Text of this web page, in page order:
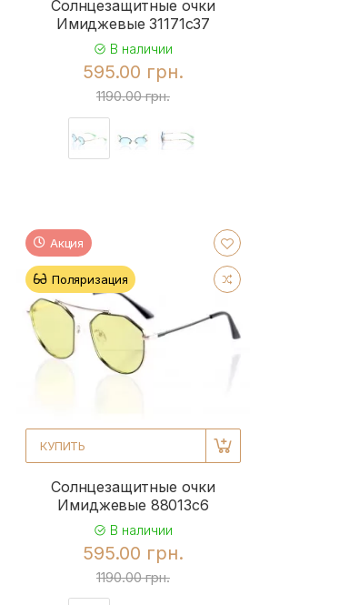
Солнцезащитные очки
Имиджевые 31171c37
В наличии
595.00 грн.
1190.00 грн.
Акция
Поляризация
КУПИТЬ
Солнцезащитные очки
Имиджевые 88013c6
В наличии
595.00 грн.
1190.00 грн.